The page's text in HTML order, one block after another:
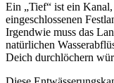
Ein „Tief“ ist ein
eingeschlossenen
Irgendwie muss das
natürlichen
Deich durchlöchern